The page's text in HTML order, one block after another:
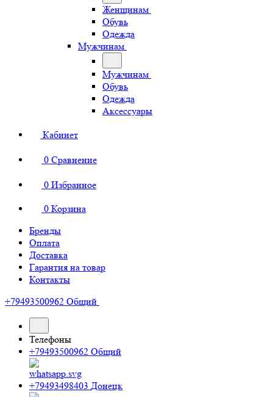
Женщинам
Обувь
Одежда
Мужчинам
Мужчинам
Обувь
Одежда
Аксессуары
Кабинет
0 Сравнение
0 Избранное
0 Корзина
Бренды
Оплата
Доставка
Гарантия на товар
Контакты
+79493500962 Общий
Телефоны
+79493500962 Общий
+79493498403 Донецк